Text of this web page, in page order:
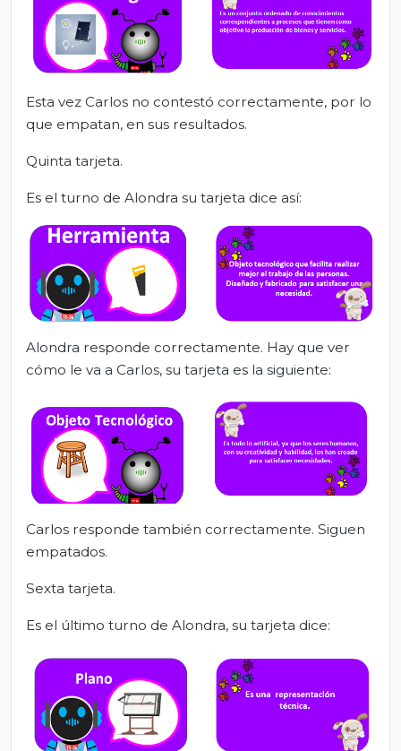
Esta vez Carlos no contestó correctamente, por lo
que empatan, en sus resultados.
Quinta tarjeta.
Es el turno de Alondra su tarjeta dice así:
Alondra responde correctamente. Hay que ver
cómo le va a Carlos, su tarjeta es la siguiente:
Carlos responde también correctamente. Siguen
empatados.
Sexta tarjeta.
Es el último turno de Alondra, su tarjeta dice: